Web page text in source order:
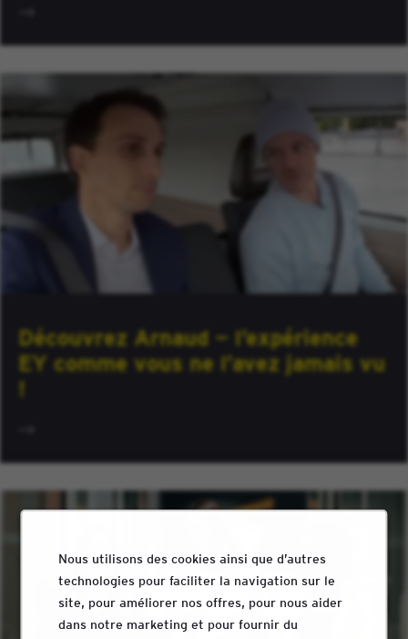
Nous utilisons des cookies ainsi que d’autres
technologies pour faciliter la navigation sur le
site, pour améliorer nos offres, pour nous aider
dans notre marketing et pour fournir du
Découvrez Arnaud — l’expérience
EY comme vous ne l’avez jamais vu
!